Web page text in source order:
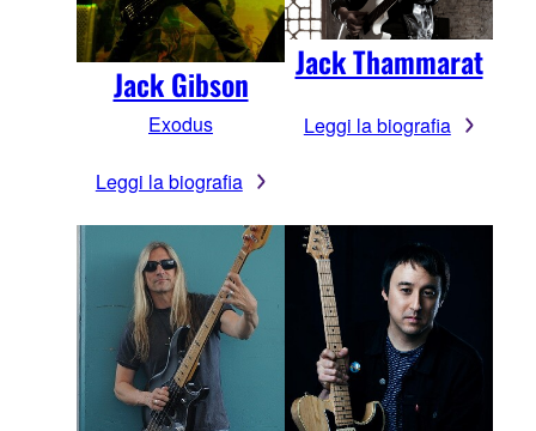
Jack Gibson
Exodus
Leggi la biografia
Jack Thammarat
Leggi la biografia